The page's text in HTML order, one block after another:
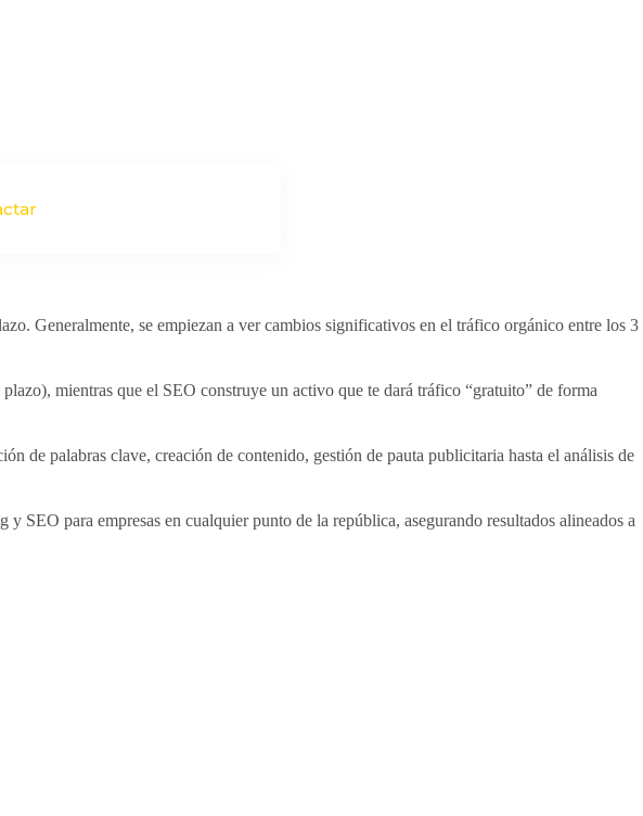
Generalmente, se empiezan a ver cambios significativos en el tráfico orgánico entre los 3
mientras que el SEO construye un activo que te dará tráfico “gratuito” de forma
de palabras clave, creación de contenido, gestión de pauta publicitaria hasta el análisis de
SEO para empresas en cualquier punto de la república, asegurando resultados alineados a